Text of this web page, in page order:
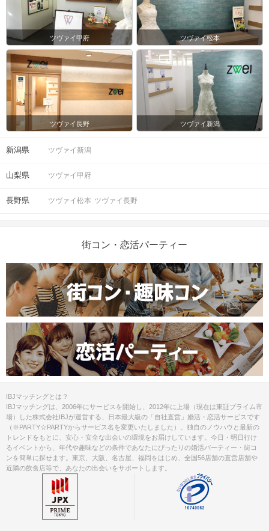
ツヴァイ甲府 ツヴァイ松本
ツヴァイ長野 ツヴァイ新潟
新潟県 ツヴァイ新潟
山梨県 ツヴァイ甲府
長野県 ツヴァイ松本 ツヴァイ長野
街コン・恋活パーティー
IBJマッチングとは？
IBJマッチングは、2006年にサービスを開始し、2012年に上場（現在は東証プライム市
場）した株式会社IBJが運営する、日本最大級の「自社直営」婚活・恋活サービスです
（※PARTY☆PARTYからサービス名を変更いたしました）。独自のノウハウと最新の
トレンドをもとに、安心・安全な出会いの環境をお届けしています。今日・明日行け
るイベントから、年代や趣味などの条件であなたにぴったりの婚活パーティー・街コ
ンを簡単に探せます。東京、大阪、名古屋、福岡をはじめ、全国56店舗の直営店舗や
近隣の飲食店等で、あなたの出会いをサポートします。